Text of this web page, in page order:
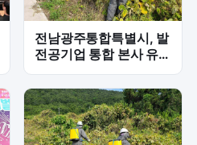
전남광주통합특별시, 발
전공기업 통합 본사 유치